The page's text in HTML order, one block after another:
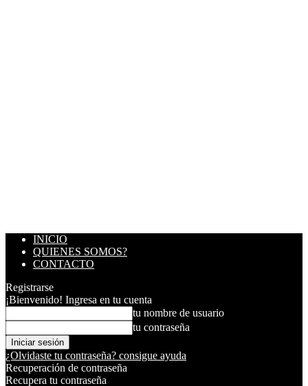
INICIO
QUIENES SOMOS?
CONTACTO
Registrarse
¡Bienvenido! Ingresa en tu cuenta
tu nombre de usuario
tu contraseña
¿Olvidaste tu contraseña? consigue ayuda
Recuperación de contraseña
Recupera tu contraseña